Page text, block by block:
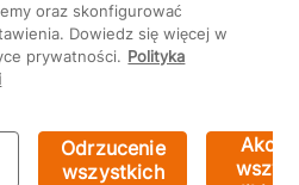
oraz skonfigurować
Dowiedz się więcej w
prywatności. Polityka
Odrzucenie
wszystkich